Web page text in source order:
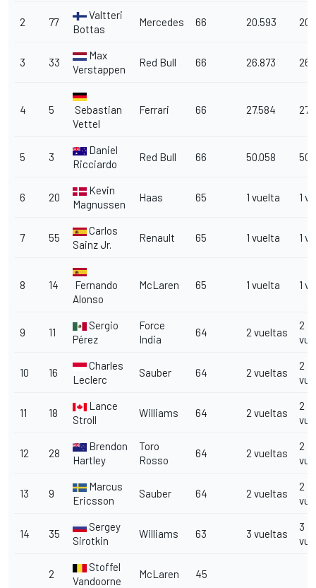
2 77
Valtteri
Bottas
Mercedes 66 20.593
3 33
Max
Verstappen
Red Bull 66 26.873
4 5
Sebastian
Vettel
Ferrari 66 27.584
5 3
Daniel
Ricciardo
Red Bull 66 50.058
6 20
Kevin
Magnussen
Haas 65 1 vuelta 1
7 55
Carlos
Sainz Jr.
Renault 65 1 vuelta 1
8 14
Fernando
Alonso
McLaren 65 1 vuelta 1
9 11
Sergio
Pérez
Force
India
64 2 vueltas
2
10 16
Charles
Leclerc
Sauber 64 2 vueltas
2
11 18
Lance
Stroll
Williams 64 2 vueltas
2
12 28
Brendon
Hartley
Toro
Rosso
64 2 vueltas
2
13 9
Marcus
Ericsson
Sauber 64 2 vueltas
2
14 35
Sergey
Sirotkin
Williams 63 3 vueltas
3
2
Stoffel
Vandoorne
McLaren 45